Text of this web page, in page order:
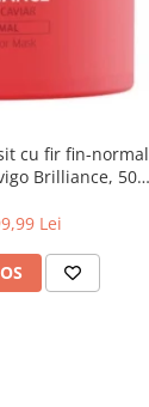
cu fir fin-normal
Brilliance, 500
Lei